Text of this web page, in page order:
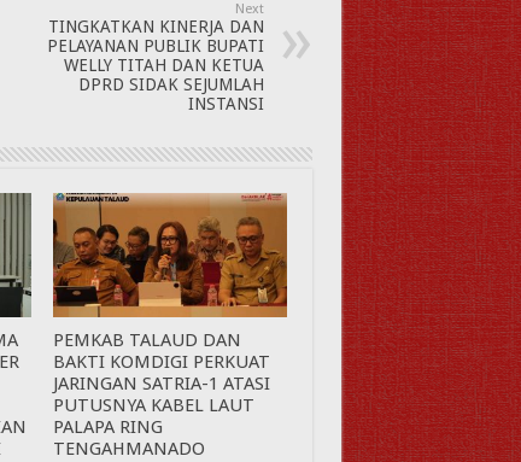
Next
TINGKATKAN KINERJA DAN
PELAYANAN PUBLIK BUPATI
WELLY TITAH DAN KETUA
DPRD SIDAK SEJUMLAH
INSTANSI
PEMKAB TALAUD DAN
BAKTI KOMDIGI PERKUAT
JARINGAN SATRIA-1 ATASI
PUTUSNYA KABEL LAUT
PALAPA RING
TENGAHMANADO